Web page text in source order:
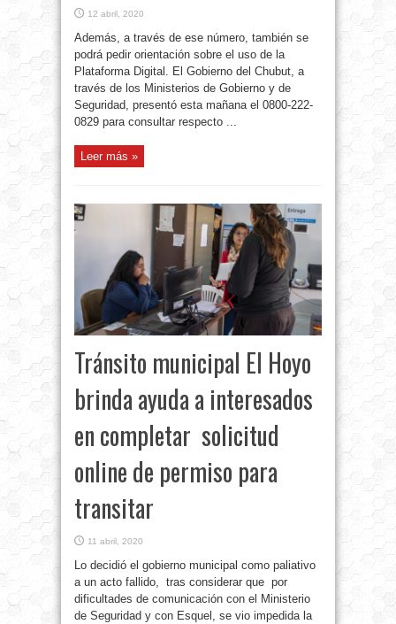
12 abril, 2020
Además, a través de ese número, también se
podrá pedir orientación sobre el uso de la
Plataforma Digital. El Gobierno del Chubut, a
través de los Ministerios de Gobierno y de
Seguridad, presentó esta mañana el 0800-222-
0829 para consultar respecto ...
Leer más »
Tránsito municipal El Hoyo
brinda ayuda a interesados
en completar solicitud
online de permiso para
transitar
11 abril, 2020
Lo decidió el gobierno municipal como paliativo
a un acto fallido, tras considerar que por
dificultades de comunicación con el Ministerio
de Seguridad y con Esquel, se vio impedida la